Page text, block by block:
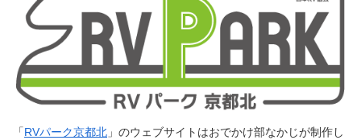
「RVパーク京都北 」のウェブサイトはおでかけ部なかじが制作し